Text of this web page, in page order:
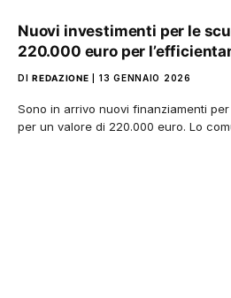
Nuovi investimenti per le
220.000 euro per
DI REDAZIONE 13 GENNAIO 2026
Sono in arrivo nuovi finanziamenti
per un valore di 220.000 euro. Lo